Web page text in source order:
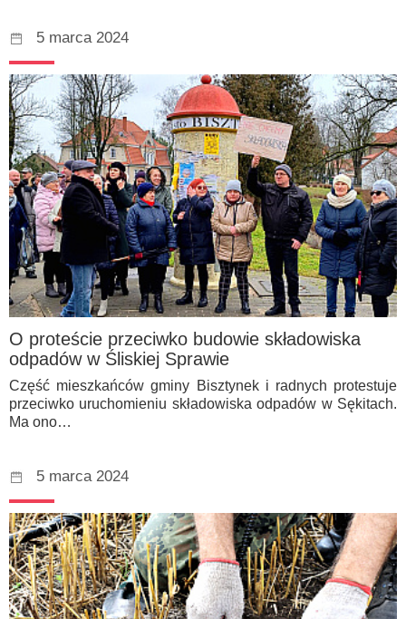
5 marca 2024
O proteście przeciwko budowie składowiska
odpadów w Śliskiej Sprawie
Część mieszkańców gminy Bisztynek i radnych protestuje
przeciwko uruchomieniu składowiska odpadów w Sękitach.
Ma ono…
5 marca 2024